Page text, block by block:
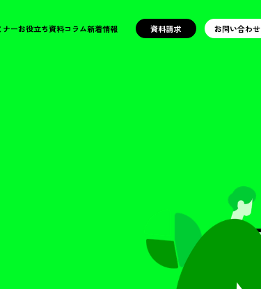
ナーお役立ち資料コラム新着情報 資料請求 お問い合わせ